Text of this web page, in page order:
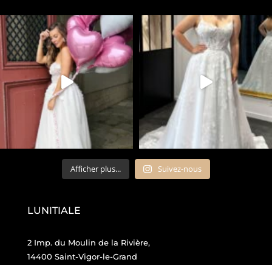
Afficher plus... Suivez-nous
LUNITIALE
2 Imp. du Moulin de la Rivière,
14400 Saint-Vigor-le-Grand